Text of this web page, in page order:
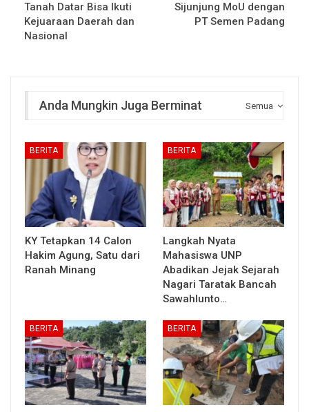
Tanah Datar Bisa Ikuti
Kejuaraan Daerah dan
Nasional
Sijunjung MoU dengan
PT Semen Padang
Semua
Anda Mungkin Juga Berminat
BERITA
KY Tetapkan 14 Calon
Hakim Agung, Satu dari
Ranah Minang
BERITA
Langkah Nyata
Mahasiswa UNP
Abadikan Jejak Sejarah
Nagari Taratak Bancah
Sawahlunto…
BERITA BERITA